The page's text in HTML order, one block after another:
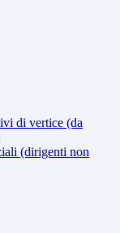
di vertice (da
(dirigenti non